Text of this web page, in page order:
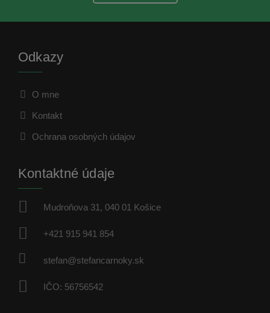
Odkazy
O mne
Kontakt
Ochrana osobných údajov
Kontaktné údaje
Mudroňova 31, 040 01 Košice
+421 915 941 854
stefan@stefancarnoky.sk
IČO: 56756542